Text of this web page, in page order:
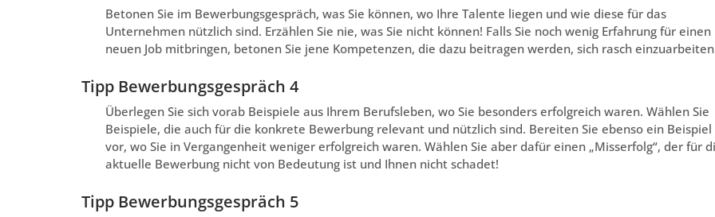
Betonen Sie im Bewerbungsgespräch, was Sie können, wo Ihre Talente liegen und wie diese für das
Unternehmen nützlich sind. Erzählen Sie nie, was Sie nicht können! Falls Sie noch wenig Erfahrung für einen
neuen Job mitbringen, betonen Sie jene Kompetenzen, die dazu beitragen werden, sich rasch
Tipp Bewerbungsgespräch 4
Überlegen Sie sich vorab Beispiele aus Ihrem Berufsleben, wo Sie besonders erfolgreich waren. Wählen Sie
Beispiele, die auch für die konkrete Bewerbung relevant und nützlich sind. Bereiten Sie ebenso ein Beispiel
vor, wo Sie in Vergangenheit weniger erfolgreich waren. Wählen Sie aber dafür einen „Misserfolg“, der für
aktuelle Bewerbung nicht von Bedeutung ist und Ihnen nicht schadet!
Tipp Bewerbungsgespräch 5